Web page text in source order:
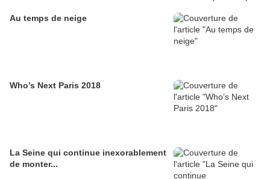
Au temps de neige
Who’s Next Paris 2018
La Seine qui continue inexorablement
de monter...